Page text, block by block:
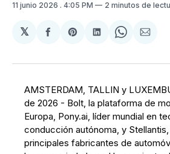
11 junio 2026 . 4:05 PM 2 minutos de
𝕏
Compartir
Facebook
Share
Pinterest
Compartir
LinkedIn
Share
AMSTERDAM, TALLIN y
de 2026 - Bolt, la plataforma de
Europa, Pony.ai, líder mundial en
conducción autónoma, y
principales fabricantes de